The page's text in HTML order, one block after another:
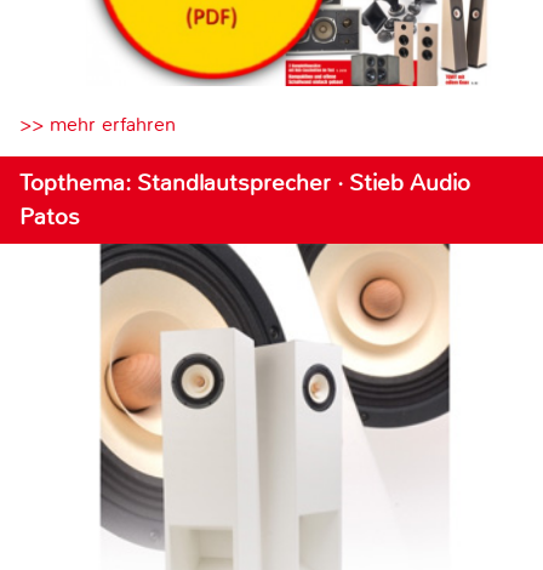
>> mehr erfahren
Topthema: Standlautsprecher · Stieb Audio
Patos